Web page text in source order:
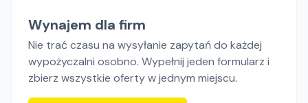
Wynajem dla firm
Nie trać czasu na wysyłanie zapytań do każdej
wypożyczalni osobno. Wypełnij jeden formularz i
zbierz wszystkie oferty w jednym miejscu.